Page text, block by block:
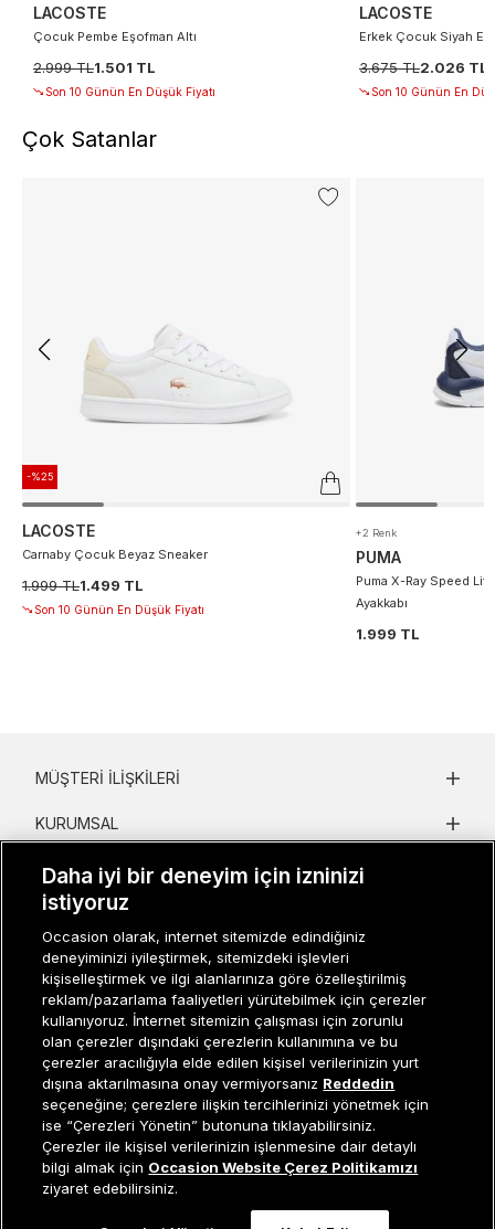
Sepete Ekle
LACOSTE
Çocuk Pembe Eşofman Altı
2.999 TL1.501 TL
Son 10 Günün En Düşük Fiyatı
LACOSTE
Erkek Çocuk Siyah
3.675 TL2.026 TL
Son 10 Günün En
Çok Satanlar
-%25
LACOSTE
Carnaby Çocuk Beyaz Sneaker
1.999 TL1.499 TL
Son 10 Günün En Düşük Fiyatı
+2 Renk
PUMA
Puma X-Ray Speed
Ayakkabı
1.999 TL
Müşteri İlişkileri0 850 800 01 20
MÜŞTERI İLIŞKILERI
KURUMSAL
KADIN KATEGORILER
GRUP MARKALAR
ERKEK KATEGORILER
Occasion bir EREN PERAKENDE markasıdır. © Eren Holding
Daha iyi bir deneyim için izninizi
istiyoruz
Occasion olarak, internet sitemizde edindiğiniz
deneyiminizi iyileştirmek, sitemizdeki işlevleri
kişiselleştirmek ve ilgi alanlarınıza göre özelleştirilmiş
reklam/pazarlama faaliyetleri yürütebilmek için çerezler
kullanıyoruz. İnternet sitemizin çalışması için zorunlu
olan çerezler dışındaki çerezlerin kullanımına ve bu
çerezler aracılığıyla elde edilen kişisel verilerinizin yurt
dışına aktarılmasına onay vermiyorsanız Reddedin
seçeneğine; çerezlere ilişkin tercihlerinizi yönetmek için
ise “Çerezleri Yönetin” butonuna tıklayabilirsiniz.
Çerezler ile kişisel verilerinizin işlenmesine dair detaylı
bilgi almak için Occasion Website Çerez Politikamızı
ziyaret edebilirsiniz.